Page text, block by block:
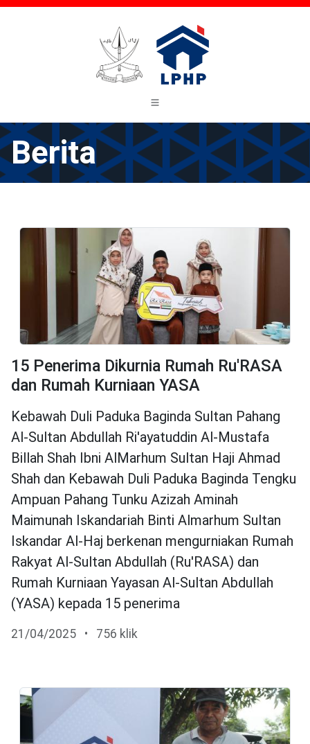
Berita
15 Penerima Dikurnia Rumah Ru'RASA
dan Rumah Kurniaan YASA
Kebawah Duli Paduka Baginda Sultan Pahang
Al-Sultan Abdullah Ri'ayatuddin Al-Mustafa
Billah Shah Ibni AlMarhum Sultan Haji Ahmad
Shah dan Kebawah Duli Paduka Baginda Tengku
Ampuan Pahang Tunku Azizah Aminah
Maimunah Iskandariah Binti Almarhum Sultan
Iskandar Al-Haj berkenan mengurniakan Rumah
Rakyat Al-Sultan Abdullah (Ru'RASA) dan
Rumah Kurniaan Yayasan Al-Sultan Abdullah
(YASA) kepada 15 penerima
21/04/2025 • 756 klik